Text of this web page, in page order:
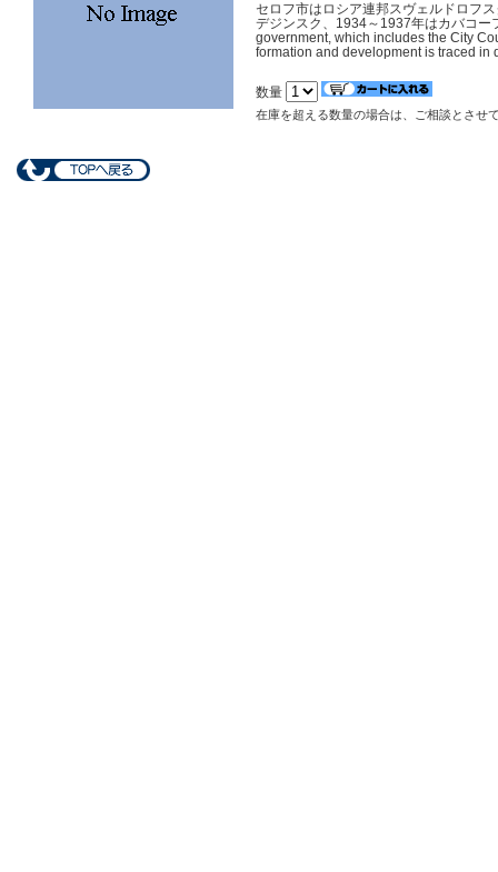
セロフ市はロシア連邦スヴェルドロフ
デジンスク、1934～1937年はカバコ
government, which includes the City
formation and development is traced in
数量
在庫を超える数量の場合は、ご相談とさせ